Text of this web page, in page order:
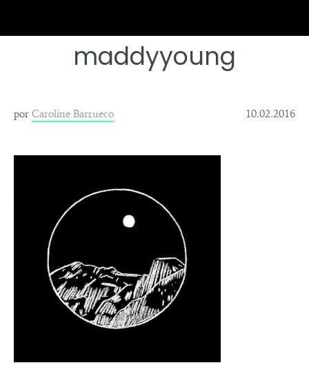
maddyyoung
porCaroline Barrueco 10.02.2016